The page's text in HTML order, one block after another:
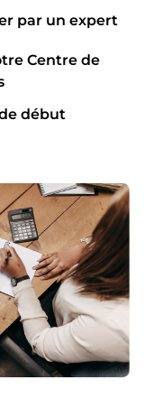
par un expert
Centre de
début